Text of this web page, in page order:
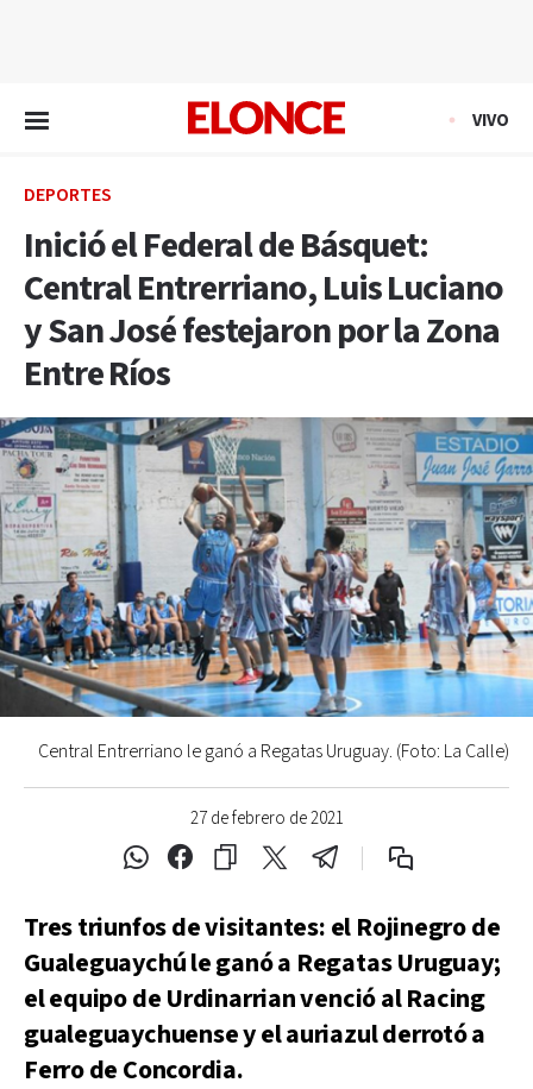
VIVO
DEPORTES
Inició el Federal de Básquet:
Central Entrerriano, Luis Luciano
y San José festejaron por la Zona
Entre Ríos
27 de febrero de 2021
Central Entrerriano le ganó a Regatas Uruguay. (Foto: La Calle)
Tres triunfos de visitantes: el Rojinegro de
Gualeguaychú le ganó a Regatas Uruguay;
el equipo de Urdinarrian venció al Racing
gualeguaychuense y el auriazul derrotó a
Ferro de Concordia.